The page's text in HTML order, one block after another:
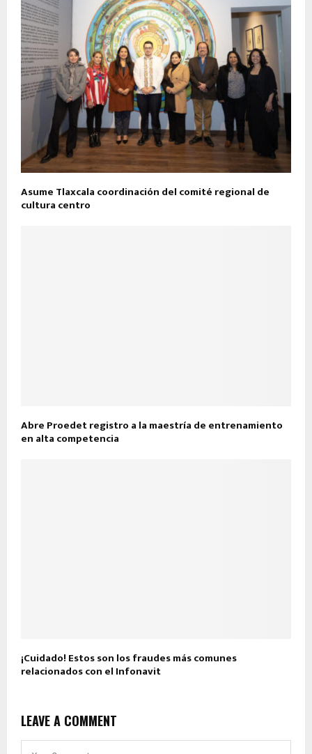
Asume Tlaxcala coordinación del comité regional de
cultura centro
Abre Proedet registro a la maestría de entrenamiento
en alta competencia
¡Cuidado! Estos son los fraudes más comunes
relacionados con el Infonavit
LEAVE A COMMENT